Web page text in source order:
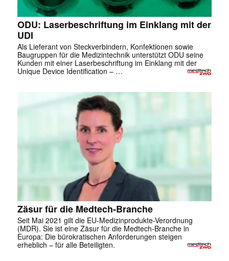
ODU: Laserbeschriftung im Einklang mit der
UDI
Als Lieferant von Steckverbindern, Konfektionen sowie
Baugruppen für die Medizintechnik unterstützt ODU seine
Kunden mit einer Laserbeschriftung im Einklang mit der
Unique Device Identification – …
Zäsur für die Medtech-Branche
Seit Mai 2021 gilt die EU-Medizinprodukte-Verordnung
(MDR). Sie ist eine Zäsur für die Medtech-Branche in
Europa: Die bürokratischen Anforderungen steigen
erheblich – für alle Beteiligten.